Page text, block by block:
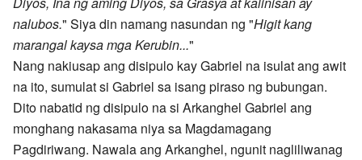
nalubos." Siya din namang nasundan ng "Higit kang
marangal kaysa mga Kerubin..."
Nang nakiusap ang disipulo kay Gabriel na isulat ang awit
na ito, sumulat si Gabriel sa isang piraso ng bubungan.
Dito nabatid ng disipulo na si Arkanghel Gabriel ang
monghang nakasama niya sa Magdamagang
Pagdiriwang. Nawala ang Arkanghel, ngunit nagliliwanag